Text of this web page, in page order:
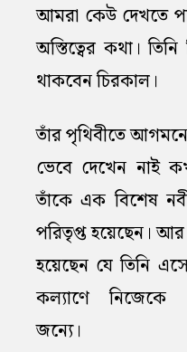
আমরা কেউ দেখতে
অস্তিত্বের কথা।
থাকবেন চিরকাল।
তাঁর পৃথিবীতে
ভেবে দেখেন নাই
তাঁকে এক বিশেষ
পরিতৃপ্ত হয়েছেন। আর
হয়েছেন যে তিনি
কল্যাণে নিজেকে
জন্যে।